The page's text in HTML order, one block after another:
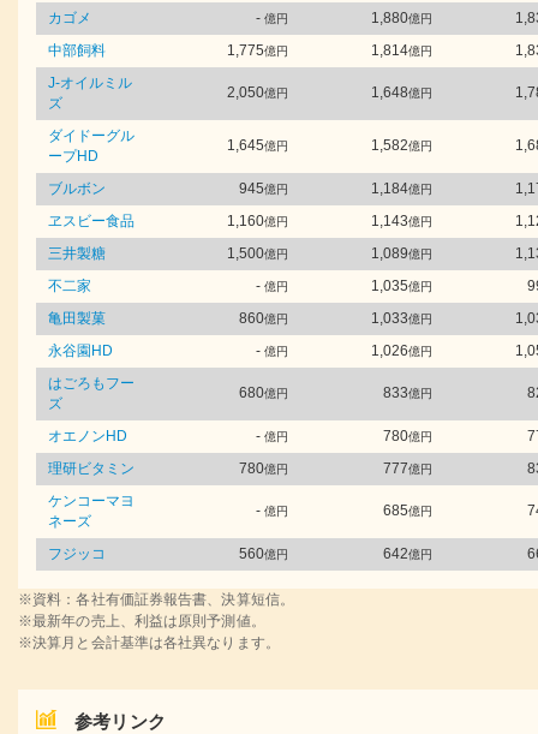
カゴメ - 億円 1,880億円
中部飼料
1,775億円 1,814億円
J-オイルミル
ズ
2,050億円 1,648億円
ダイドーグル
ープHD
1,645億円 1,582億円
ブルボン 945億円 1,184億円
ヱスビー食品
1,160億円 1,143億円
三井製糖
1,500億円 1,089億円
不二家
- 億円 1,035億円
亀田製菓
860億円 1,033億円
永谷園HD
- 億円 1,026億円
はごろもフー
ズ
680億円 833億円
オエノンHD - 億円 780億円
理研ビタミン
780億円 777億円
ケンコーマヨ
ネーズ
- 億円 685億円
フジッコ 560億円 642億円
※資料：各社有価証券報告書、決算短信。
※最新年の売上、利益は原則予測値。
※決算月と会計基準は各社異なります。
参考リンク